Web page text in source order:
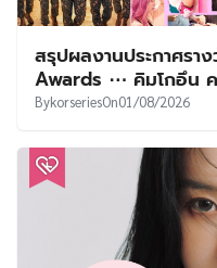
สรุปผลงานประกาศร
Awards ⋯ คิมโกอึน
BykorseriesOn01/08/2026